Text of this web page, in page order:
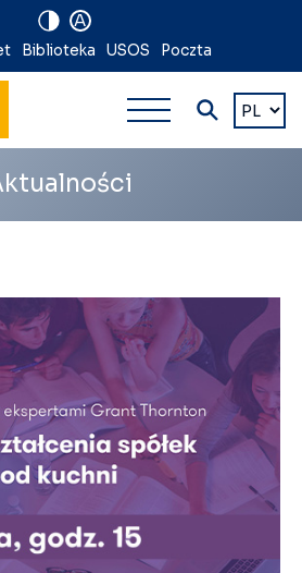
A
Biblioteka USOS Poczta
główna
Wybierz
język